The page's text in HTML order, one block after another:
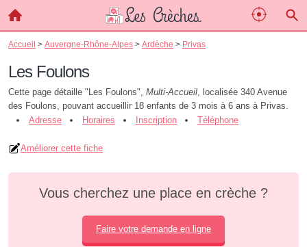
Accueil > Auvergne-Rhône-Alpes > Ardèche > Privas
Les Foulons
Cette page détaille "Les Foulons", Multi-Accueil, localisée 340 Avenue
des Foulons, pouvant accueillir 18 enfants de 3 mois à 6 ans à Privas.
Adresse
Horaires Inscription Téléphone
Améliorer cette fiche
Vous cherchez une place en crèche ?
Faire votre demande en ligne